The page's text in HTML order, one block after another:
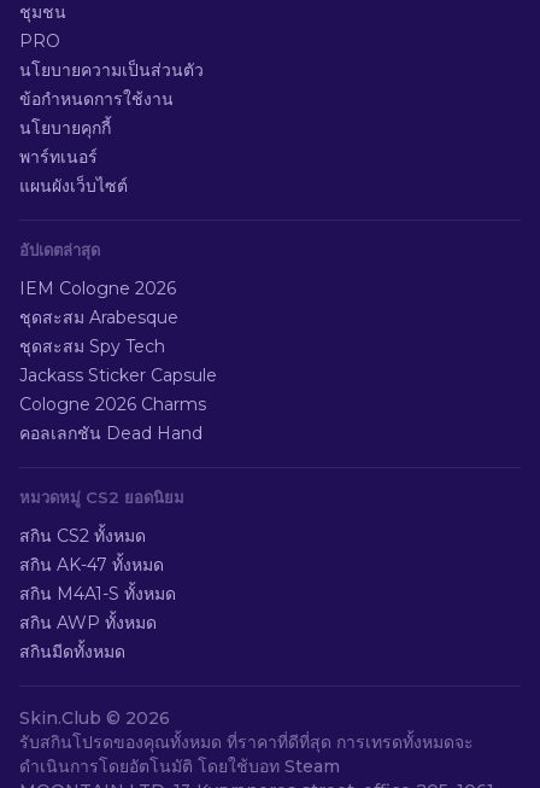
ชุมชน
PRO
นโยบายความเป็นส่วนตัว
ข้อกำหนดการใช้งาน
นโยบายคุกกี้
พาร์ทเนอร์
แผนผังเว็บไซต์
อัปเดตล่าสุด
IEM Cologne 2026
ชุดสะสม Arabesque
ชุดสะสม Spy Tech
Jackass Sticker Capsule
Cologne 2026 Charms
คอลเลกชัน Dead Hand
หมวดหมู่ CS2 ยอดนิยม
สกิน CS2 ทั้งหมด
สกิน AK-47 ทั้งหมด
สกิน M4A1-S ทั้งหมด
สกิน AWP ทั้งหมด
สกินมีดทั้งหมด
Skin.Club © 2026
รับสกินโปรดของคุณทั้งหมด ที่ราคาที่ดีที่สุด การเทรดทั้งหมดจะ
ดำเนินการโดยอัตโนมัติ โดยใช้บอท Steam